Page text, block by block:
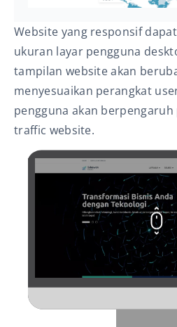
Website yang responsif
ukuran layar pengguna
tampilan website akan
menyesuaikan perangkat
pengguna akan
traffic website.